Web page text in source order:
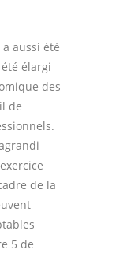
aussi été
élargi
des
de
de la
5 de